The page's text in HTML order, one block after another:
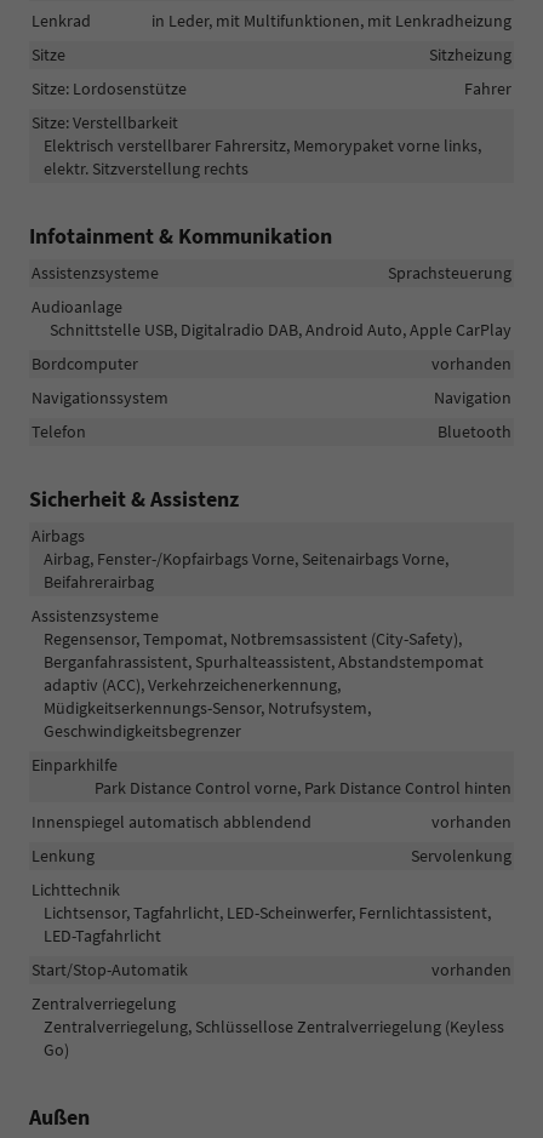
Lenkrad
in Leder, mit Multifunktionen, mit Lenkradheizung
Sitze
Sitzheizung
Sitze: Lordosenstütze
Fahrer
Sitze: Verstellbarkeit
Elektrisch verstellbarer Fahrersitz, Memorypaket vorne links,
elektr. Sitzverstellung rechts
Infotainment & Kommunikation
Assistenzsysteme
Sprachsteuerung
Audioanlage
Schnittstelle USB, Digitalradio DAB, Android Auto, Apple CarPlay
Bordcomputer
vorhanden
Navigationssystem
Navigation
Telefon
Bluetooth
Sicherheit & Assistenz
Airbags
Airbag, Fenster-/Kopfairbags Vorne, Seitenairbags Vorne,
Beifahrerairbag
Assistenzsysteme
Regensensor, Tempomat, Notbremsassistent (City-Safety),
Berganfahrassistent, Spurhalteassistent, Abstandstempomat
adaptiv (ACC), Verkehrzeichenerkennung,
Müdigkeitserkennungs-Sensor, Notrufsystem,
Geschwindigkeitsbegrenzer
Einparkhilfe
Park Distance Control vorne, Park Distance Control hinten
Innenspiegel automatisch abblendend
vorhanden
Lenkung
Servolenkung
Lichttechnik
Lichtsensor, Tagfahrlicht, LED-Scheinwerfer, Fernlichtassistent,
LED-Tagfahrlicht
Start/Stop-Automatik
vorhanden
Zentralverriegelung
Zentralverriegelung, Schlüssellose Zentralverriegelung (Keyless
Go)
Außen